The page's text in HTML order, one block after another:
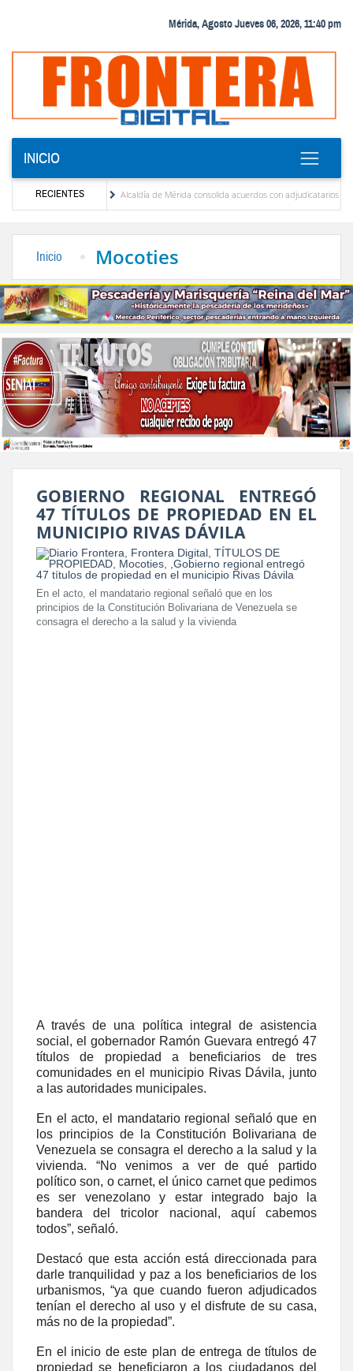
Mérida, Agosto Jueves 06, 2026, 11:40 pm
INICIO
RECIENTESAlcaldía de Mérida consolida acuerdos con adjudicatarios del Mercado
Inicio Mocoties
GOBIERNO REGIONAL ENTREGÓ
47 TÍTULOS DE PROPIEDAD EN EL
MUNICIPIO RIVAS DÁVILA
En el acto, el mandatario regional señaló que en los
principios de la Constitución Bolivariana de Venezuela se
consagra el derecho a la salud y la vivienda
A través de una política integral de asistencia
social, el gobernador Ramón Guevara entregó 47
títulos de propiedad a beneficiarios de tres
comunidades en el municipio Rivas Dávila, junto
a las autoridades municipales.
En el acto, el mandatario regional señaló que en
los principios de la Constitución Bolivariana de
Venezuela se consagra el derecho a la salud y la
vivienda. “No venimos a ver de qué partido
político son, o carnet, el único carnet que pedimos
es ser venezolano y estar integrado bajo la
bandera del tricolor nacional, aquí cabemos
todos”, señaló.
Destacó que esta acción está direccionada para
darle tranquilidad y paz a los beneficiarios de los
urbanismos, “ya que cuando fueron adjudicados
tenían el derecho al uso y el disfrute de su casa,
más no de la propiedad”.
En el inicio de este plan de entrega de títulos de
propiedad se beneficiaron a los ciudadanos del